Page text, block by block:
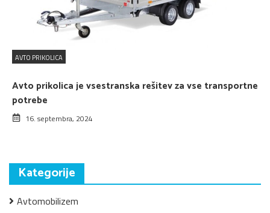
AVTO PRIKOLICA
Avto prikolica je vsestranska rešitev za vse transportne
potrebe
16. septembra, 2024
Kategorije
Avtomobilizem